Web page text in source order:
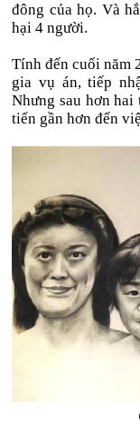
đông của họ. Và
hại 4 người.
Tính đến cuối năm
gia vụ án, tiếp
Nhưng sau hơn hai
tiến gần hơn đến